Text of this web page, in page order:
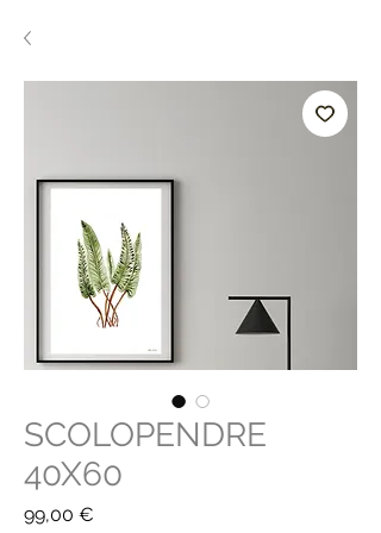
SCOLOPENDRE
40X60
99,00 €